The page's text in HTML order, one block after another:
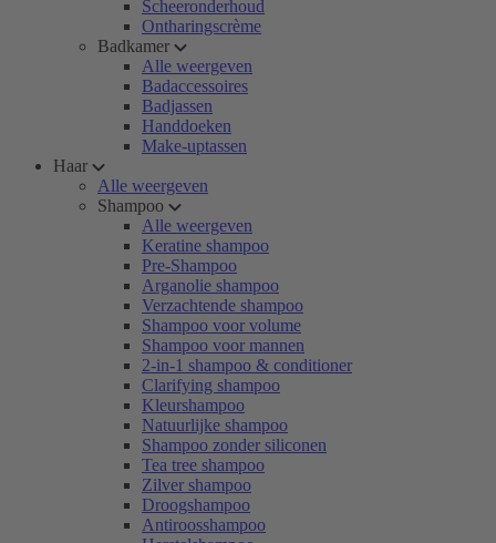
Scheeronderhoud
Ontharingscrème
Badkamer
Alle weergeven
Badaccessoires
Badjassen
Handdoeken
Make-uptassen
Haar
Alle weergeven
Shampoo
Alle weergeven
Keratine shampoo
Pre-Shampoo
Arganolie shampoo
Verzachtende shampoo
Shampoo voor volume
Shampoo voor mannen
2-in-1 shampoo & conditioner
Clarifying shampoo
Kleurshampoo
Natuurlijke shampoo
Shampoo zonder siliconen
Tea tree shampoo
Zilver shampoo
Droogshampoo
Antiroosshampoo